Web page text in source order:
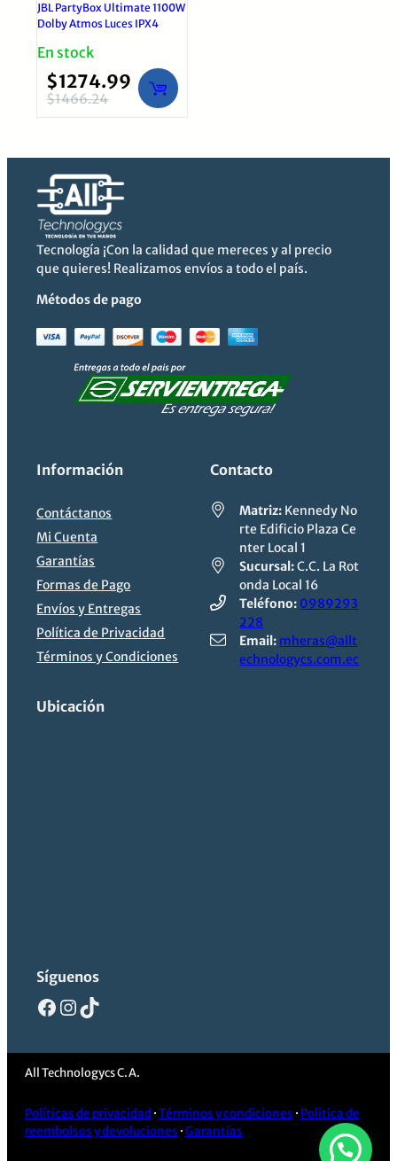
JBL PartyBox Ultimate 1100W
Dolby Atmos Luces IPX4
En stock
$1466.24
original
era:
$1466.24.
$1274.99
actual
es:
$1274.99.
Tecnología ¡Con la calidad que mereces y al precio
que quieres! Realizamos envíos a todo el país.
Métodos de pago
Información
Contáctanos
Mi Cuenta
Garantías
Formas de Pago
Envíos y Entregas
Política de Privacidad
Términos y Condiciones
Contacto
Matriz: Kennedy No
rte Edificio Plaza Ce
nter Local 1
Sucursal:C.C. La Rot
onda Local 16
Teléfono: 0989293
228
Email: mheras@allt
echnologycs.com.ec
Ubicación
Síguenos
Facebook
Instagram
TikTok
All Technologycs C.A.
Políticas de privacidad ·Términos y condiciones · Política de
reembolsos y devoluciones ·Garantías